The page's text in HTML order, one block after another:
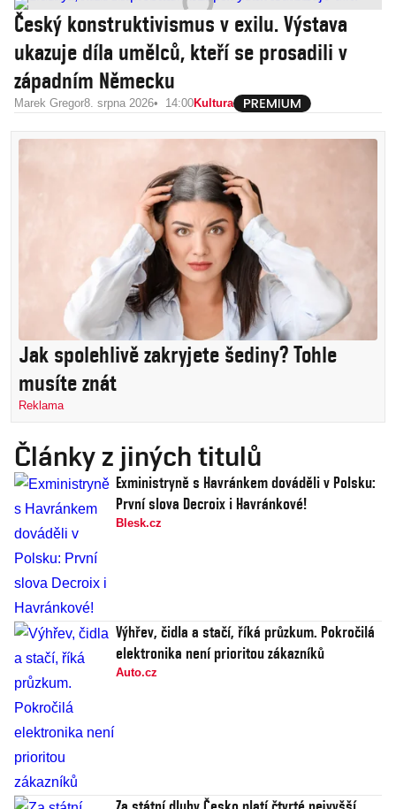
Český konstruktivismus v exilu. Výstava
ukazuje díla umělců, kteří se prosadili v
západním Německu
Marek Gregor8. srpna 2026 14:00Kultura
Jak spolehlivě zakryjete šediny? Tohle
musíte znát
Reklama
Články z jiných titulů
Exministryně s Havránkem dováděli v Polsku:
První slova Decroix i Havránkové!
Blesk.cz
Výhřev, čidla a stačí, říká průzkum. Pokročilá
elektronika není prioritou zákazníků
Auto.cz